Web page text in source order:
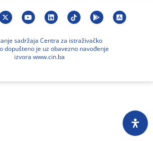
sadržaja Centra za istraživačko
dopušteno je uz obavezno navođenje
izvora www.cin.ba